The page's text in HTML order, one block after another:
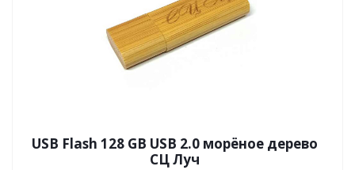
USB Flash 128 GB USB 2.0 морёное дерево
СЦ Луч